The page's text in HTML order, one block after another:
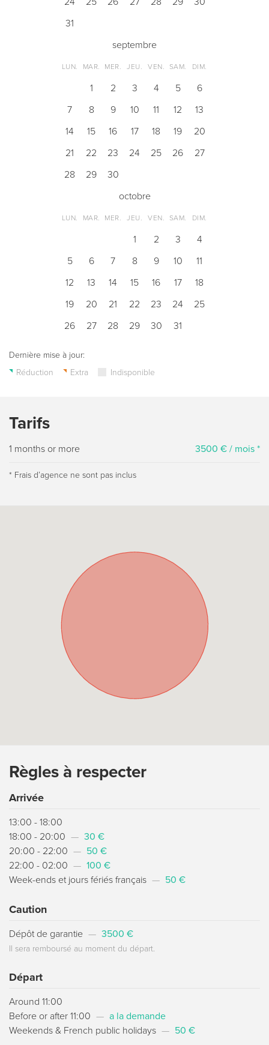
31
septembre
LUN. MAR. MER. JEU. VEN. SAM. DIM.
1 2 3 4 5
6
7
8 9 10 11 12
13
14
15 16 17 18 19
20
21
22 23 24 25 26
27
28
29
30
octobre
LUN. MAR. MER. JEU. VEN. SAM. DIM.
1 2 3
4
5
6 7 8 9 10
11
12
13 14 15 16 17
18
19
20 21 22 23 24
25
26
27 28 29 30 31
Dernière mise à jour:
Réduction
Extra Indisponible
Tarifs
1 months or more 3500 € / mois *
* Frais dʼagence ne sont pas inclus
Règles à respecter
Arrivée
13:00 - 18:00
18:00 - 20:00 — 30 €
20:00 - 22:00 — 50 €
22:00 - 02:00 — 100 €
Week-ends et jours fériés français — 50 €
Caution
Dépôt de garantie — 3500 €
Il sera remboursé au moment du départ.
Départ
Around 11:00
Before or after 11:00 — a la demande
Weekends & French public holidays — 50 €